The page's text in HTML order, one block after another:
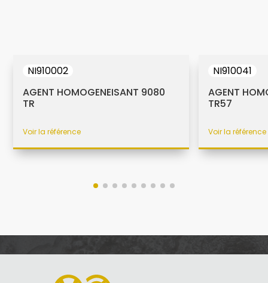
NI910002
AGENT HOMOGENEISANT 9080
TR
Voir la référence
NI910041
AGENT
TR57
Voir la référence